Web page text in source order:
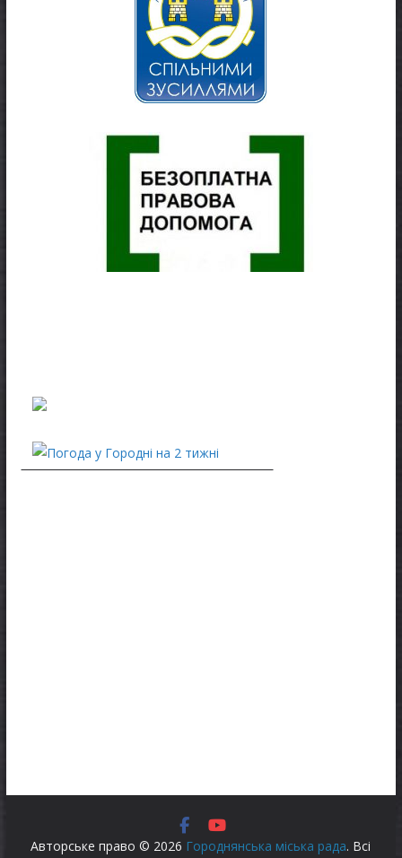
Авторське право © 2026 Городнянська міська рада. Всі